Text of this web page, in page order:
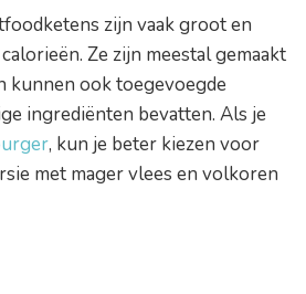
zijn vaak groot en
Ze zijn meestal gemaakt
kunnen ook toegevoegde
ingrediënten bevatten. Als je
, kun je beter kiezen voor
met mager vlees en volkoren